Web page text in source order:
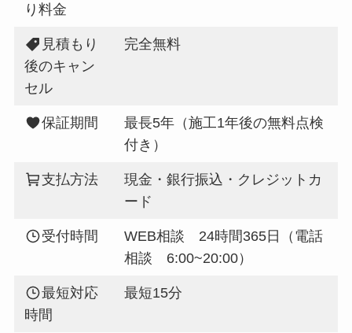
り料金
見積もり
後のキャン
セル
完全無料
保証期間
最長5年（施工1年後の無料点検
付き）
支払方法
現金・銀行振込・クレジットカ
ード
受付時間
WEB相談 24時間365日（電話
相談 6:00~20:00）
最短対応
時間
最短15分